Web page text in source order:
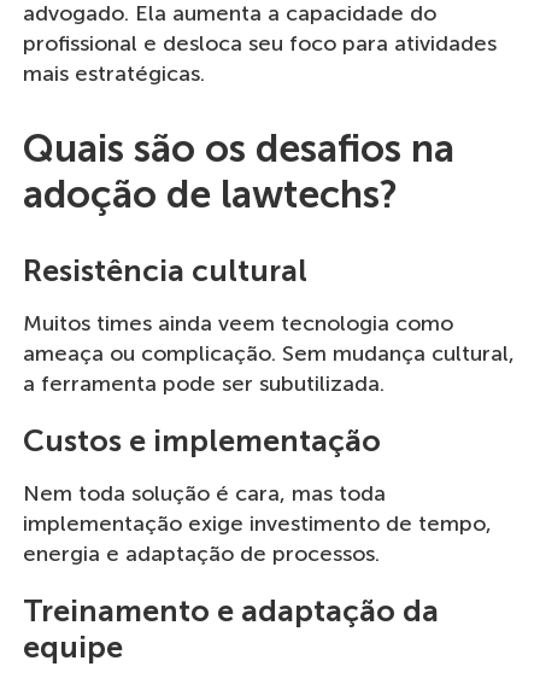
advogado. Ela aumenta a capacidade do
profissional e desloca seu foco para atividades
mais estratégicas.
Quais são os desafios na
adoção de lawtechs?
Resistência cultural
Muitos times ainda veem tecnologia como
ameaça ou complicação. Sem mudança cultural,
a ferramenta pode ser subutilizada.
Custos e implementação
Nem toda solução é cara, mas toda
implementação exige investimento de tempo,
energia e adaptação de processos.
Treinamento e adaptação da
equipe